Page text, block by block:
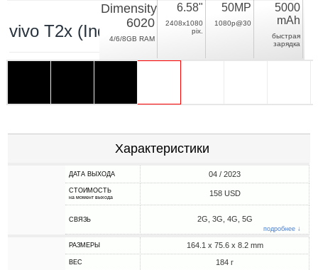
vivo T2x (India)
Dimensity
6020
4/6/8GB RAM
6.58"
2408x1080
pix.
50MP
1080p@30
5000
mAh
быстрая
зарядка
Характеристики
ДАТА ВЫХОДА 04 / 2023
СТОИМОСТЬ
на момент выхода 158 USD
СВЯЗЬ 2G, 3G, 4G, 5G
подробнее ↓
РАЗМЕРЫ 164.1 x 75.6 x 8.2 mm
ВЕС 184 г